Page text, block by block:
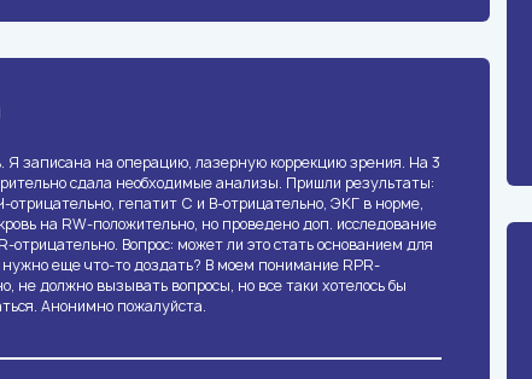
Я записана на операцию, лазерную коррекцию зрения. На 3
сдала необходимые анализы. Пришли результаты:
отрицательно, гепатит С и В-отрицательно, ЭКГ в норме,
на RW-положительно, но проведено доп. исследование
отрицательно. Вопрос: может ли это стать основанием для
нужно еще что-то доздать? В моем понимание RPR-
не должно вызывать вопросы, но все таки хотелось бы
Анонимно пожалуйста.